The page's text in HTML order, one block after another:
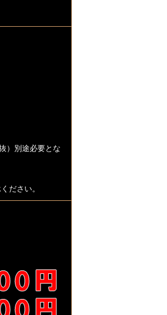
）別途必要とな
ださい。